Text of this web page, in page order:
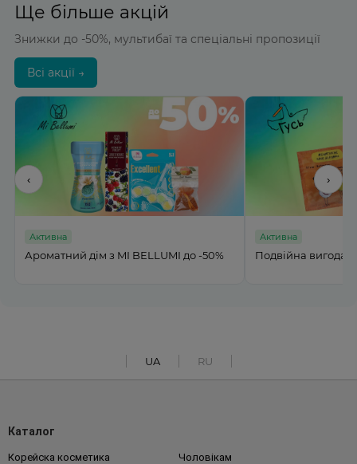
Ще більше акцій
Знижки до -50%, мультибаї та спеціальні пропозиції
Всі акції →
‹
Активна
Ароматний дім з MI BELLUMI до -50%
Активна
Подвійна вигода
›
UA RU
Каталог
Корейска косметика Чоловікам